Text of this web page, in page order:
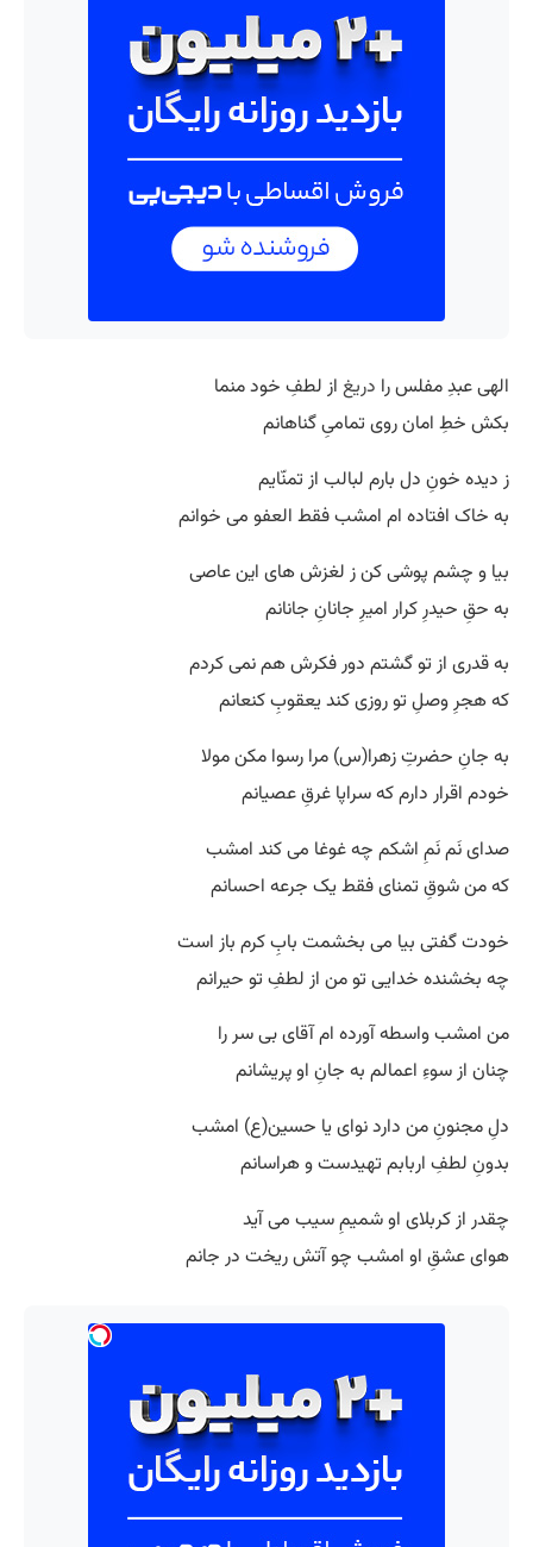
الهی عبدِ مفلس را دریغ از لطفِ خود منما
بکش خطِ امان روی تمامیِ گناهانم
ز دیده خونِ دل بارم لبالب از تمنّایم
به خاک افتاده ام امشب فقط العفو می خوانم
بیا و چشم پوشی کن ز لغزش های این عاصی
به حقِ حیدرِ کرار امیرِ جانانِ جانانم
به قدری از تو گشتم دور فکرش هم نمی کردم
که هجرِ وصلِ تو روزی کند یعقوبِ کنعانم
به جانِ حضرتِ زهرا(س) مرا رسوا مکن مولا
خودم اقرار دارم که سراپا غرقِ عصیانم
صدای نَم نَمِ اشکم چه غوغا می کند امشب
که من شوقِ تمنای فقط یک جرعه احسانم
خودت گفتی بیا می بخشمت بابِ کرم باز است
چه بخشنده خدایی تو من از لطفِ تو حیرانم
من امشب واسطه آورده ام آقای بی سر را
چنان از سوءِ اعمالم به جانِ او پریشانم
دلِ مجنونِ من دارد نوای یا حسین(ع) امشب
بدونِ لطفِ اربابم تهیدست و هراسانم
چقدر از کربلای او شمیمِ سیب می آید
هوای عشقِ او امشب چو آتش ریخت در جانم